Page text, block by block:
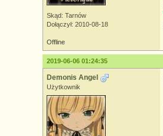
Skąd: Tarnów
Dołączył: 2010-08-18
Offline
2019-06-06 01:24:35
Demonis Angel
Użytkownik